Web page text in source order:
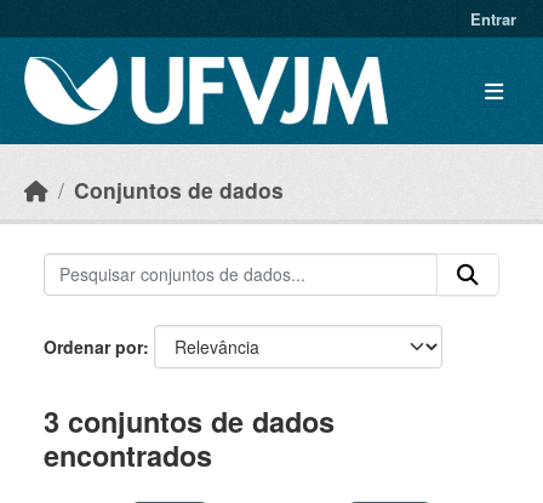
Entrar
Conjuntos de dados
Ordenar por
3 conjuntos de dados
encontrados